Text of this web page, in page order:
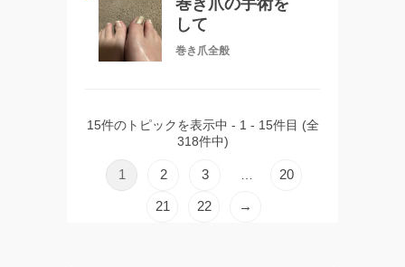
して
巻き爪全般
15件のトピックを表示中 - 1 - 15件目 (全
318件中)
1 2 3 20
21 22 →